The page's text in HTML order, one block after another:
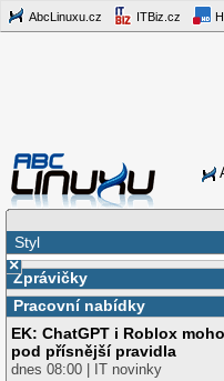
AbcLinuxu.cz ITBiz.cz
Styl
×
Zprávičky
Pracovní nabídky
EK: ChatGPT i Roblox
pod přísnější pravidla
dnes 08:00 | IT novinky